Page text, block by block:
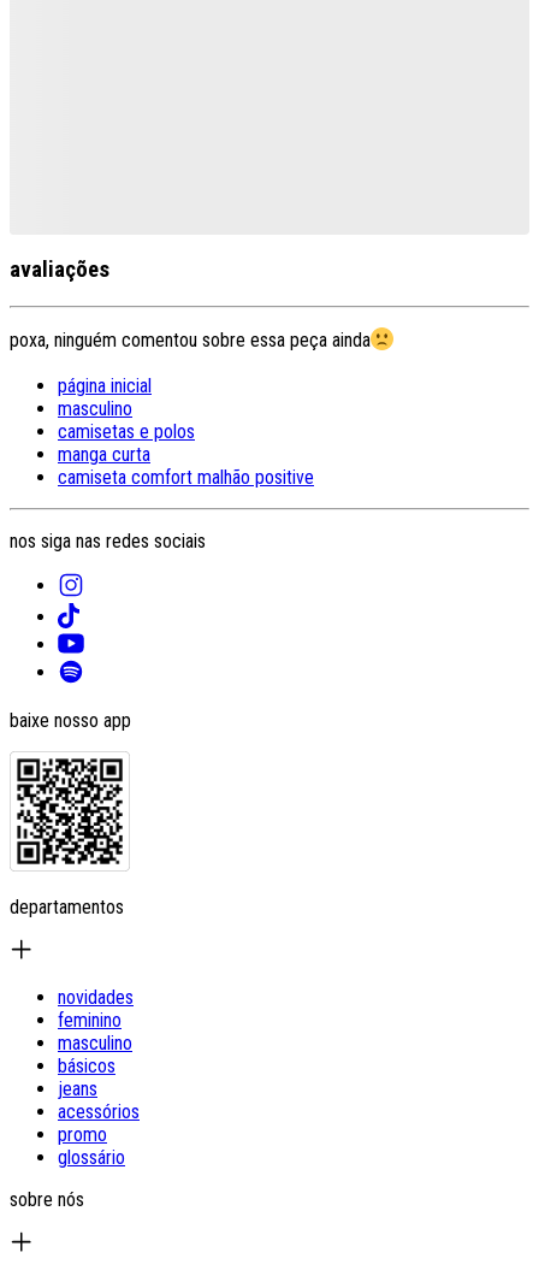
avaliações
poxa, ninguém comentou sobre essa peça ainda
página inicial
masculino
camisetas e polos
manga curta
camiseta comfort malhão positive
nos siga nas redes sociais
baixe nosso app
departamentos
novidades
feminino
masculino
básicos
jeans
acessórios
promo
glossário
sobre nós